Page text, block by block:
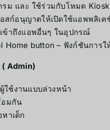
ม และ ใช้ร่วมกับโหมด
ก์อนุญาตให้เปิดใช้แอพพลิเค
ข้าถึงแอพอื่นๆ ในอุปกรณ์
Home button – ฟังก์ชันการ
Admin)
ใช้งานแบบล่วงหน้า
อมกัน
าเด็ก